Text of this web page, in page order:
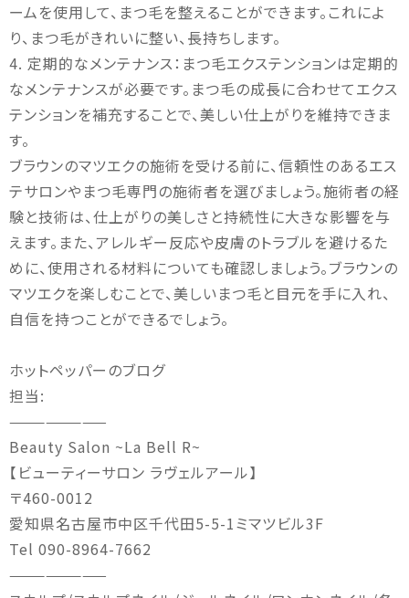
ームを使用して、まつ毛を整えることができます。これによ
り、まつ毛がきれいに整い、長持ちします。
4. 定期的なメンテナンス：まつ毛エクステンションは定期的
なメンテナンスが必要です。まつ毛の成長に合わせてエクス
テンションを補充することで、美しい仕上がりを維持できま
す。
ブラウンのマツエクの施術を受ける前に、信頼性のあるエス
テサロンやまつ毛専門の施術者を選びましょう。施術者の経
験と技術は、仕上がりの美しさと持続性に大きな影響を与
えます。また、アレルギー反応や皮膚のトラブルを避けるた
めに、使用される材料についても確認しましょう。ブラウンの
マツエクを楽しむことで、美しいまつ毛と目元を手に入れ、
自信を持つことができるでしょう。
ホットペッパーのブログ
担当:
————————
Beauty Salon ~La Bell R~
【ビューティーサロン ラヴェルアール】
〒460-0012
愛知県名古屋市中区千代田5-5-1ミマツビル3F
Tel 090-8964-7662
————————